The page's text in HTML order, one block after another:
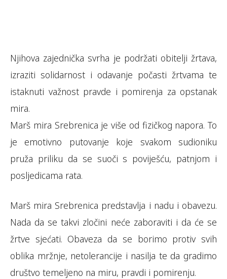
Njihova zajednička svrha je podržati obitelji žrtava,
izraziti solidarnost i odavanje počasti žrtvama te
istaknuti važnost pravde i pomirenja za opstanak
mira.
Marš mira Srebrenica je više od fizičkog napora. To
je emotivno putovanje koje svakom sudioniku
pruža priliku da se suoči s poviješću, patnjom i
posljedicama rata.
Marš mira Srebrenica predstavlja i nadu i obavezu.
Nada da se takvi zločini neće zaboraviti i da će se
žrtve sjećati. Obaveza da se borimo protiv svih
oblika mržnje, netolerancije i nasilja te da gradimo
društvo temeljeno na miru, pravdi i pomirenju.